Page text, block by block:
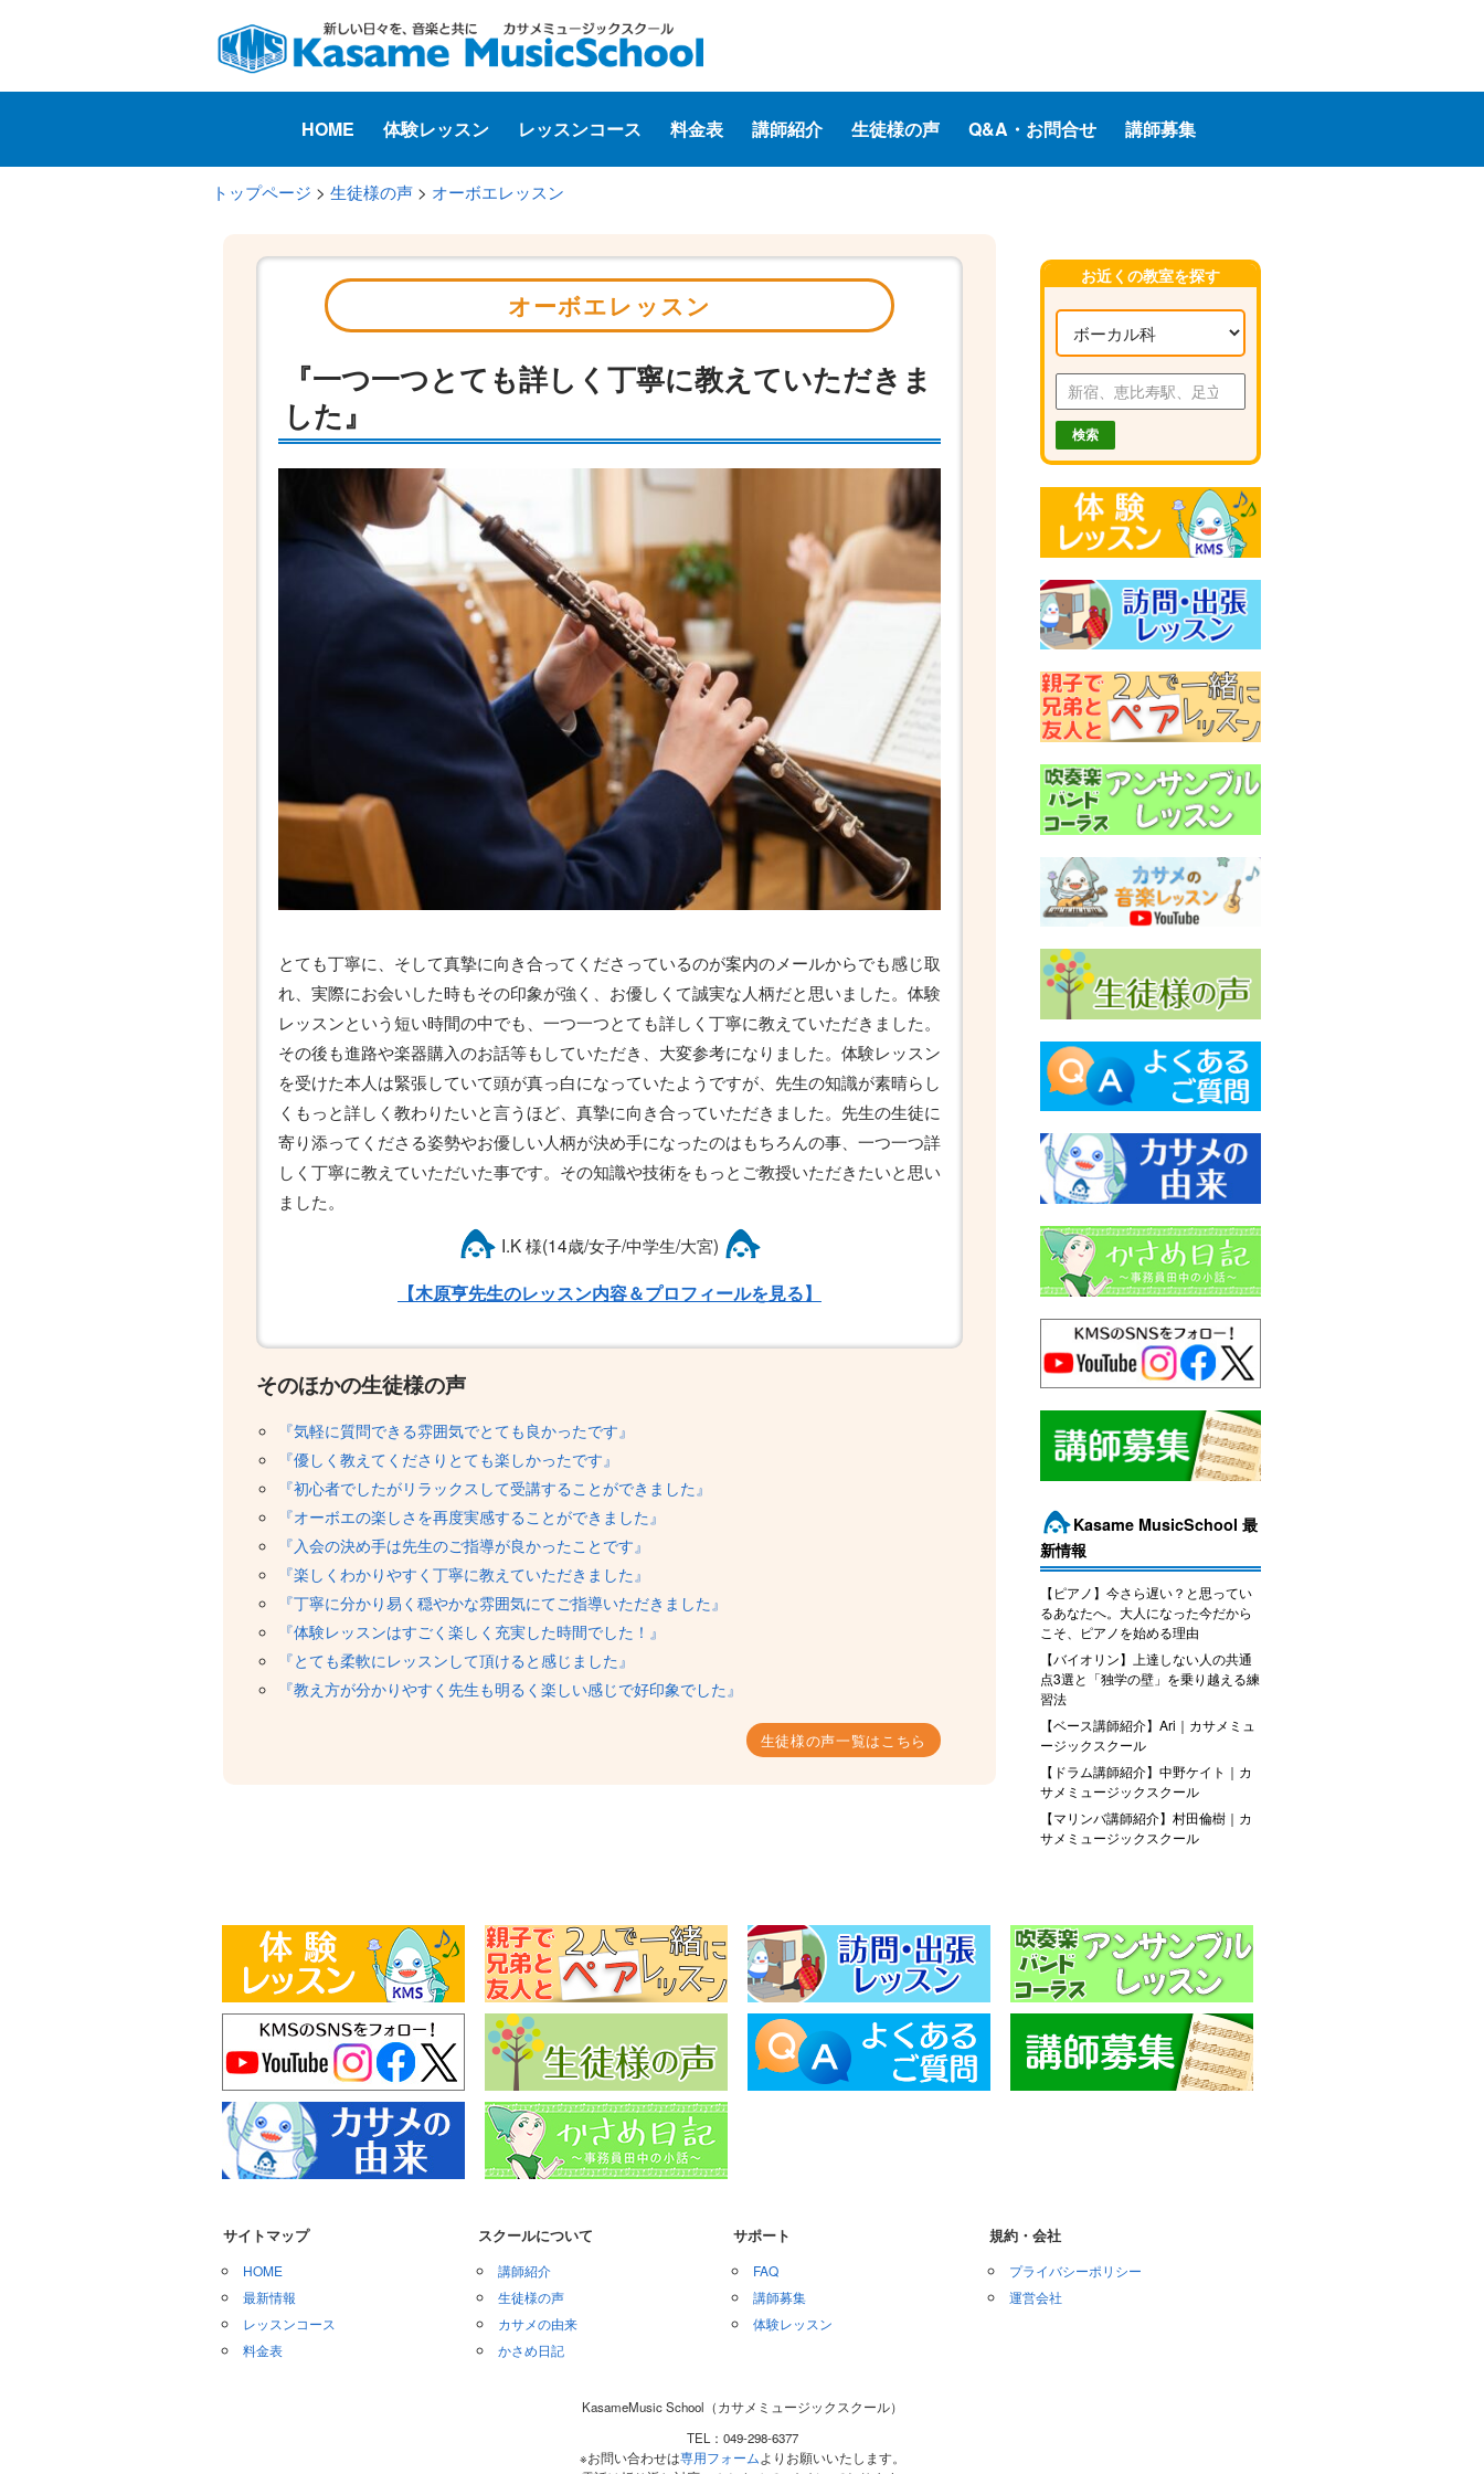
HOME 体験レッスン レッスンコース 料金表 講師紹介 生徒様の声 Q&A・お問合せ 講師募集
トップページ > 生徒様の声 > オーボエレッスン
オーボエレッスン
『一つ一つとても詳しく丁寧に教えていただきま
した』
とても丁寧に、そして真摯に向き合ってくださっているのが案内のメールからでも感じ取
れ、実際にお会いした時もその印象が強く、お優しくて誠実な人柄だと思いました。体験
レッスンという短い時間の中でも、一つ一つとても詳しく丁寧に教えていただきました。
その後も進路や楽器購入のお話等もしていただき、大変参考になりました。体験レッスン
を受けた本人は緊張していて頭が真っ白になっていたようですが、先生の知識が素晴らし
くもっと詳しく教わりたいと言うほど、真摯に向き合っていただきました。先生の生徒に
寄り添ってくださる姿勢やお優しい人柄が決め手になったのはもちろんの事、一つ一つ詳
しく丁寧に教えていただいた事です。その知識や技術をもっとご教授いただきたいと思い
ました。
I.K 様(14歳/女子/中学生/大宮)
【木原亨先生のレッスン内容＆プロフィールを見る】
そのほかの生徒様の声
『気軽に質問できる雰囲気でとても良かったです』
『優しく教えてくださりとても楽しかったです』
『初心者でしたがリラックスして受講することができました』
『オーボエの楽しさを再度実感することができました』
『入会の決め手は先生のご指導が良かったことです』
『楽しくわかりやすく丁寧に教えていただきました』
『丁寧に分かり易く穏やかな雰囲気にてご指導いただきました』
『体験レッスンはすごく楽しく充実した時間でした！』
『とても柔軟にレッスンして頂けると感じました』
『教え方が分かりやすく先生も明るく楽しい感じで好印象でした』
生徒様の声一覧はこちら
お近くの教室を探す
Kasame MusicSchool 最
新情報
【ピアノ】今さら遅い？と思ってい
るあなたへ。大人になった今だから
こそ、ピアノを始める理由
【バイオリン】上達しない人の共通
点3選と「独学の壁」を乗り越える練
習法
【ベース講師紹介】Ari｜カサメミュ
ージックスクール
【ドラム講師紹介】中野ケイト｜カ
サメミュージックスクール
【マリンバ講師紹介】村田倫樹｜カ
サメミュージックスクール
サイトマップ
HOME
最新情報
レッスンコース
料金表
スクールについて
講師紹介
生徒様の声
カサメの由来
かさめ日記
サポート
FAQ
講師募集
体験レッスン
規約・会社
プライバシーポリシー
運営会社
KasameMusic School（カサメミュージックスクール）
TEL：049-298-6377
※お問い合わせは専用フォームよりお願いいたします。